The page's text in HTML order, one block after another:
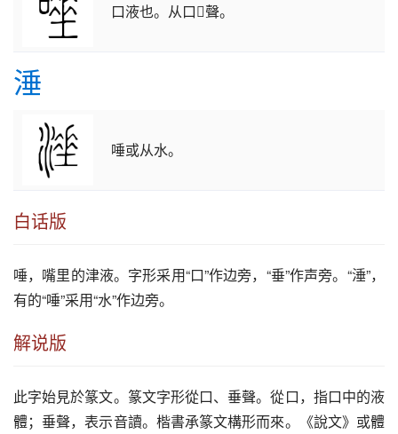
口液也。从口𡍮聲。
涶
唾或从水。
白话版
唾，嘴里的津液。字形采用“口”作边旁，“垂”作声旁。“涶”，
有的“唾”采用“水”作边旁。
解说版
此字始見於篆文。篆文字形從口、垂聲。從口，指口中的液
體；垂聲，表示音讀。楷書承篆文構形而來。《說文》或體